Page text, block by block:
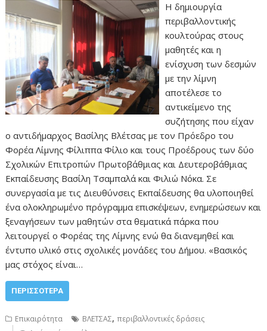
Η δημιουργία
περιβαλλοντικής
κουλτούρας στους
μαθητές και η
ενίσχυση των δεσμών
με την λίμνη
αποτέλεσε το
αντικείμενο της
συζήτησης που είχαν
ο αντιδήμαρχος Βασίλης Βλέτσας με τον Πρόεδρο του
Φορέα Λίμνης Φίλιππα Φίλιο και τους Προέδρους των δύο
Σχολικών Επιτροπών Πρωτοβάθμιας και Δευτεροβάθμιας
Εκπαίδευσης Βασίλη Τσαμπαλά και Φιλιώ Νόκα. Σε
συνεργασία με τις Διευθύνσεις Εκπαίδευσης θα υλοποιηθεί
ένα ολοκληρωμένο πρόγραμμα επισκέψεων, ενημερώσεων και
ξεναγήσεων των μαθητών στα θεματικά πάρκα που
λειτουργεί ο Φορέας της Λίμνης ενώ θα διανεμηθεί και
έντυπο υλικό στις σχολικές μονάδες του Δήμου. «Βασικός
μας στόχος είναι…
ΠΕΡΙΣΣΌΤΕΡΑ
Επικαιρότητα ΒΛΕΤΣΑΣ,περιβαλλοντικές δράσεις